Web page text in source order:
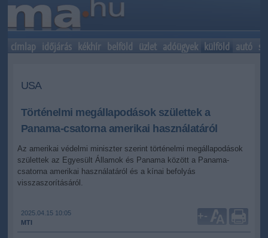
címlap időjárás kékhír belföld üzlet adóügyek külföld autó
USA
Történelmi megállapodások születtek a
Panama-csatorna amerikai használatáról
Az amerikai védelmi miniszter szerint történelmi megállapodások
születtek az Egyesült Államok és Panama között a Panama-
csatorna amerikai használatáról és a kínai befolyás
visszaszorításáról.
2025.04.15 10:05
MTI
+-